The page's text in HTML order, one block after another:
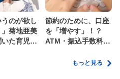
うのが欲し
菊地亜美
た育児
節約のために、口座
を「増やす」！？
ATM・振込手数料の
家計管理術もっと見る